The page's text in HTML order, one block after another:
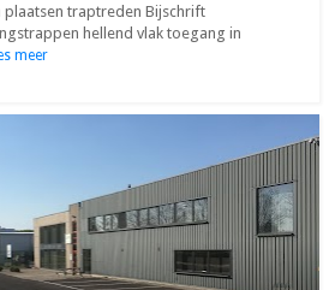
plaatsen traptreden Bijschrift
hellend vlak toegang in
meer